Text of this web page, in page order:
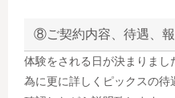
⑧ご契約内容、待遇、
体験をされる日が決まりま
為に更に詳しくピックスの